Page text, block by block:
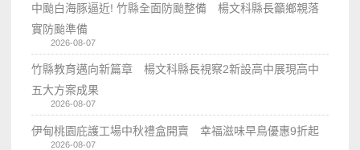
中颱白海豚逼近! 竹縣全面防颱整備 楊文科縣長籲鄉親落
實防颱準備
2026-08-07
竹縣教育邁向新篇章 楊文科縣長視察2新設高中展現高中
五大方案成果
2026-08-07
伊甸桃園庇護工場中秋禮盒開賣 幸福滋味早鳥優惠9折起
2026-08-07